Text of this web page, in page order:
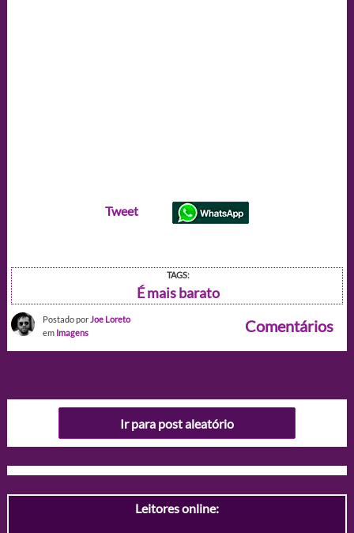
Tweet
TAGS:
É mais barato
Postado por Joe Loreto
em Imagens Comentários
Ir para post aleatório
Leitores online: